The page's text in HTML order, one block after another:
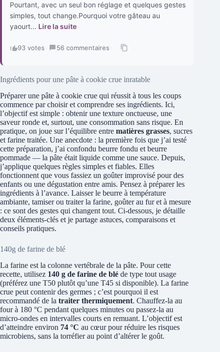
Pourtant, avec un seul bon réglage et quelques gestes
simples, tout change.Pourquoi votre gâteau au
yaourt... Lire la suite
93 votes · 56 commentaires ·
Ingrédients pour une pâte à cookie crue inratable
Préparer une pâte à cookie crue qui réussit à tous les coups
commence par choisir et comprendre ses ingrédients. Ici,
l’objectif est simple : obtenir une texture onctueuse, une
saveur ronde et, surtout, une consommation sans risque. En
pratique, on joue sur l’équilibre entre matières grasses, sucres
et farine traitée. Une anecdote : la première fois que j’ai testé
cette préparation, j’ai confondu beurre fondu et beurre
pommade — la pâte était liquide comme une sauce. Depuis,
j’applique quelques règles simples et fiables. Elles
fonctionnent que vous fassiez un goûter improvisé pour des
enfants ou une dégustation entre amis. Pensez à préparer les
ingrédients à l’avance. Laisser le beurre à température
ambiante, tamiser ou traiter la farine, goûter au fur et à mesure
: ce sont des gestes qui changent tout. Ci-dessous, je détaille
deux éléments-clés et je partage astuces, comparaisons et
conseils pratiques.
140g de farine de blé
La farine est la colonne vertébrale de la pâte. Pour cette
recette, utilisez 140 g de farine de blé de type tout usage
(préférez une T50 plutôt qu’une T45 si disponible). La farine
crue peut contenir des germes ; c’est pourquoi il est
recommandé de la traiter thermiquement. Chauffez-la au
four à 180 °C pendant quelques minutes ou passez-la au
micro-ondes en intervalles courts en remuant. L’objectif est
d’atteindre environ 74 °C au cœur pour réduire les risques
microbiens, sans la torréfier au point d’altérer le goût.